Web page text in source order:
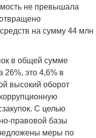
не превышала
на сумму 44 млн
в общей сумме
26%, это 4,6% в
высокий оборот
С целью
правовой базы
меры по